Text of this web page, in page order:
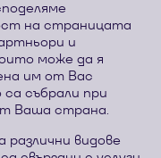
на страницата
и
може да я
им от Вас
събрали при
Ваша страна.
видове